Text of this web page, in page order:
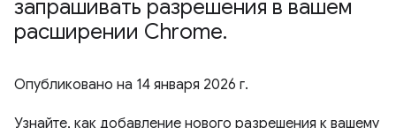
запрашивать разрешения в вашем
расширении Chrome.
Опубликовано на 14 января 2026 г.
Узнайте, как добавление нового разрешения к вашему